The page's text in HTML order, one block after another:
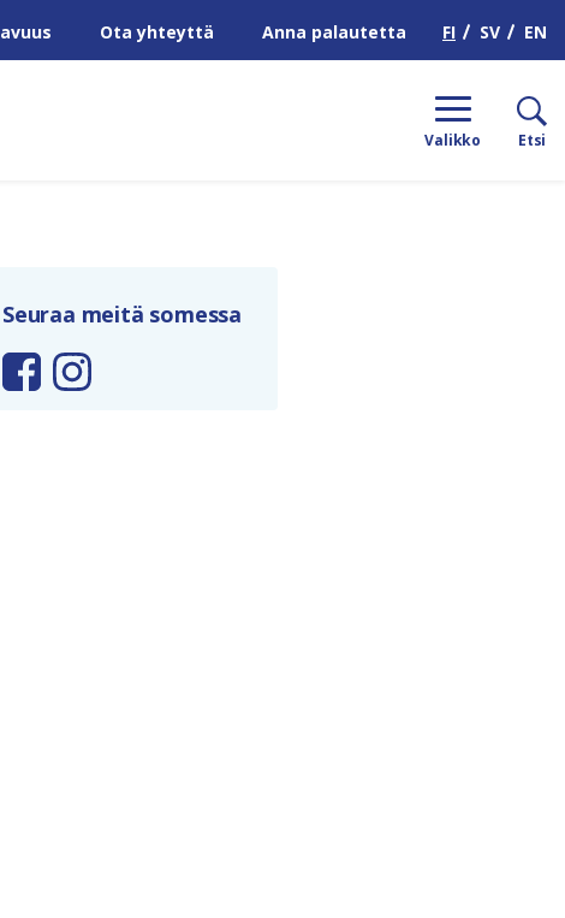
Ota yhteyttä Anna palautetta FI SV EN
Valikko Etsi
Seuraa meitä somessa